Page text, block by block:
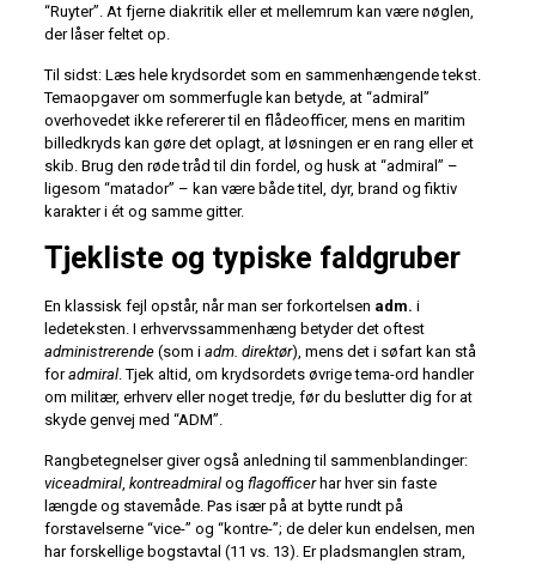
“Ruyter”. At fjerne diakritik eller et mellemrum kan være nøglen,
der låser feltet op.
Til sidst: Læs hele krydsordet som en sammenhængende tekst.
Temaopgaver om sommerfugle kan betyde, at “admiral”
overhovedet ikke refererer til en flådeofficer, mens en maritim
billedkryds kan gøre det oplagt, at løsningen er en rang eller et
skib. Brug den røde tråd til din fordel, og husk at “admiral” –
ligesom “matador” – kan være både titel, dyr, brand og fiktiv
karakter i ét og samme gitter.
Tjekliste og typiske faldgruber
En klassisk fejl opstår, når man ser forkortelsen adm. i
ledeteksten. I erhvervssammenhæng betyder det oftest
administrerende(som i adm. direktør), mens det i søfart kan stå
foradmiral. Tjek altid, om krydsordets øvrige tema-ord handler
om militær, erhverv eller noget tredje, før du beslutter dig for at
skyde genvej med “ADM”.
Rangbetegnelser giver også anledning til sammenblandinger:
viceadmiral, kontreadmiralog flagofficerhar hver sin faste
længde og stavemåde. Pas især på at bytte rundt på
forstavelserne “vice-” og “kontre-”; de deler kun endelsen, men
har forskellige bogstavtal (11 vs. 13). Er pladsmanglen stram,